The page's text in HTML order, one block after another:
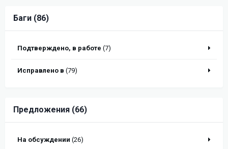
Баги (86)
Подтверждено, в работе (7)
Исправлено в (79)
Предложения (66)
На обсуждении (26)